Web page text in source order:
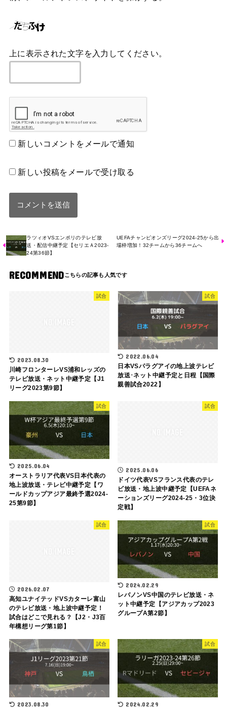
上に表示された文字を入力してください。
新しいコメントをメールで通知
新しい投稿をメールで受け取る
ラツィオVSエンポリのテレビ放
送・配信中継予定【セリエＡ2023-
24第36節】
UEFAチャンピオンズリーグ2024-25から出
場枠増加！32チームから36チームへ
RECOMMEND
試合
2023.08.30
川崎フロンターレVS浦和レッズの
テレビ放送・ネット中継予定【J1
リーグ2023第9節】
試合
2022.06.04
日本VSパラグアイの地上波テレビ
放送･ネット中継予定と日程【国際
親善試合2022】
試合
2025.06.04
オーストラリア代表VS日本代表の
地上波放送・テレビ中継予定【ワ
ールドカップアジア最終予選2024-
25第9節】
試合
2025.06.06
ドイツ代表VSフランス代表のテレ
ビ放送・地上波中継予定【UEFAネ
ーションズリーグ2024-25・3位決
定戦】
試合
2026.02.07
高知ユナイテッドVSカターレ富山
のテレビ放送・地上波中継予定！
試合はどこで見れる？【J2・J3百
年構想リーグ第1節】
試合
2024.02.29
レバノンVS中国のテレビ放送・ネ
ット中継予定【アジアカップ2023
グループA第2節】
試合
2023.08.30
試合
2024.02.29